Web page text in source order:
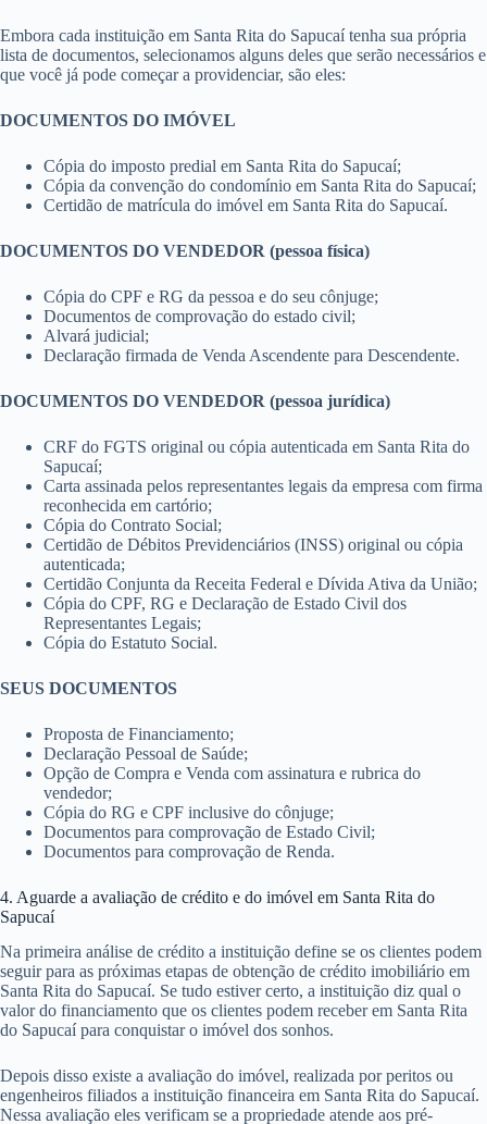
Embora cada instituição em Santa Rita do Sapucaí tenha sua própria
lista de documentos, selecionamos alguns deles que serão necessários e
que você já pode começar a providenciar, são eles:
DOCUMENTOS DO IMÓVEL
Cópia do imposto predial em Santa Rita do Sapucaí;
Cópia da convenção do condomínio em Santa Rita do Sapucaí;
Certidão de matrícula do imóvel em Santa Rita do Sapucaí.
DOCUMENTOS DO VENDEDOR (pessoa física)
Cópia do CPF e RG da pessoa e do seu cônjuge;
Documentos de comprovação do estado civil;
Alvará judicial;
Declaração firmada de Venda Ascendente para Descendente.
DOCUMENTOS DO VENDEDOR (pessoa jurídica)
CRF do FGTS original ou cópia autenticada em Santa Rita do
Sapucaí;
Carta assinada pelos representantes legais da empresa com firma
reconhecida em cartório;
Cópia do Contrato Social;
Certidão de Débitos Previdenciários (INSS) original ou cópia
autenticada;
Certidão Conjunta da Receita Federal e Dívida Ativa da União;
Cópia do CPF, RG e Declaração de Estado Civil dos
Representantes Legais;
Cópia do Estatuto Social.
SEUS DOCUMENTOS
Proposta de Financiamento;
Declaração Pessoal de Saúde;
Opção de Compra e Venda com assinatura e rubrica do
vendedor;
Cópia do RG e CPF inclusive do cônjuge;
Documentos para comprovação de Estado Civil;
Documentos para comprovação de Renda.
4. Aguarde a avaliação de crédito e do imóvel em Santa Rita do
Sapucaí
Na primeira análise de crédito a instituição define se os clientes podem
seguir para as próximas etapas de obtenção de crédito imobiliário em
Santa Rita do Sapucaí. Se tudo estiver certo, a instituição diz qual o
valor do financiamento que os clientes podem receber em Santa Rita
do Sapucaí para conquistar o imóvel dos sonhos.
Depois disso existe a avaliação do imóvel, realizada por peritos ou
engenheiros filiados a instituição financeira em Santa Rita do Sapucaí.
Nessa avaliação eles verificam se a propriedade atende aos pré-